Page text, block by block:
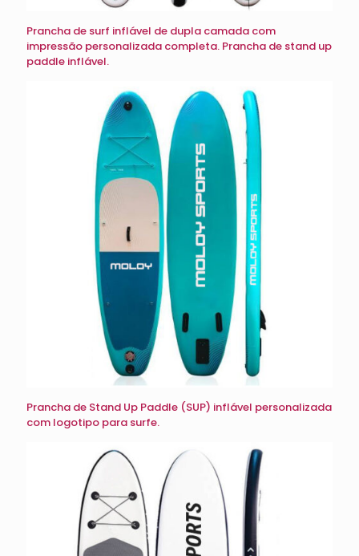
Prancha de surf inflável de dupla camada com
impressão personalizada completa. Prancha de stand up
paddle inflável.
Prancha de Stand Up Paddle (SUP) inflável personalizada
com logotipo para surfe.